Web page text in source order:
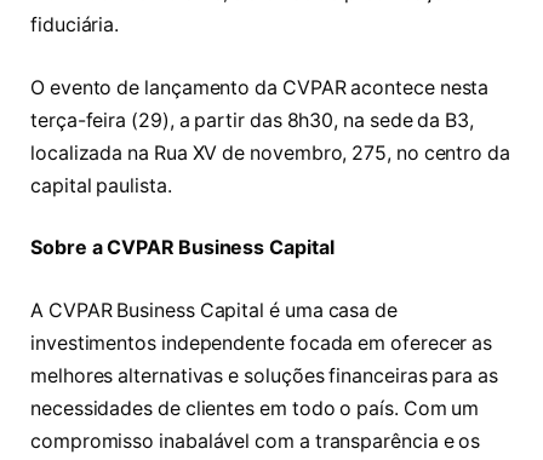
fiduciária.
O evento de lançamento da CVPAR acontece nesta
terça-feira (29), a partir das 8h30, na sede da B3,
localizada na Rua XV de novembro, 275, no centro da
capital paulista.
Sobre a CVPAR Business Capital
A CVPAR Business Capital é uma casa de
investimentos independente focada em oferecer as
melhores alternativas e soluções financeiras para as
necessidades de clientes em todo o país. Com um
compromisso inabalável com a transparência e os